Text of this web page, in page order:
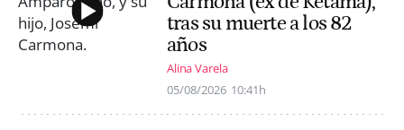
tras su muerte a los 82
años
Alina Varela
05/08/2026 10:41h